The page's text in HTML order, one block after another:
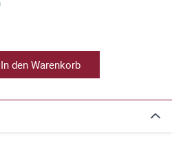
In den Warenkorb